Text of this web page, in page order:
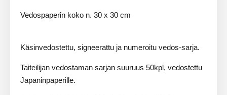
Vedospaperin koko n. 30 x 30 cm
Käsinvedostettu, signeerattu ja numeroitu vedos-sarja.
Taiteilijan vedostaman sarjan suuruus 50kpl, vedostettu
Japaninpaperille.